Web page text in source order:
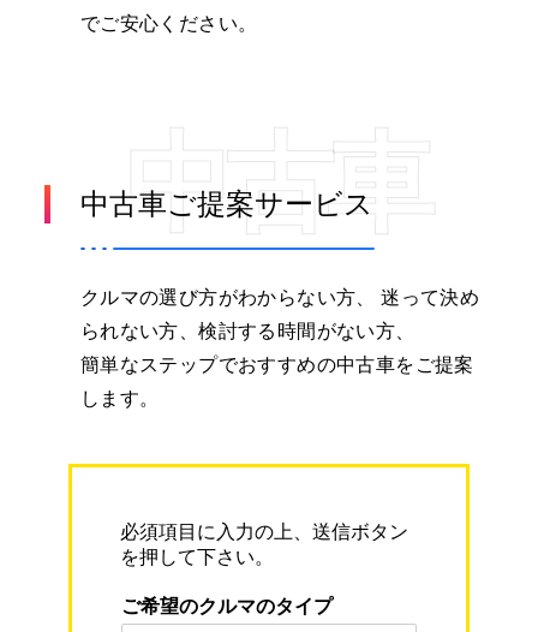
でご安心ください。
中古車
中古車ご提案サービス
クルマの選び方がわからない方、 迷って決め
られない方、検討する時間がない方、
簡単なステップでおすすめの中古車をご提案
します。
必須項目に入力の上、送信ボタン
を押して下さい。
ご希望のクルマのタイプ